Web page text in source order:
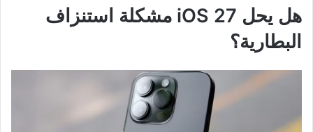
هل يحل iOS 27 مشكلة استنزاف
البطارية؟